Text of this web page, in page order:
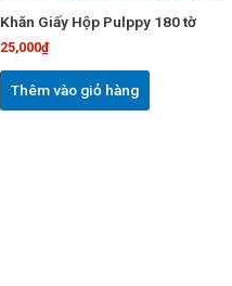
Khăn Giấy Hộp Pulppy 180 tờ
25,000₫
Thêm vào giỏ hàng